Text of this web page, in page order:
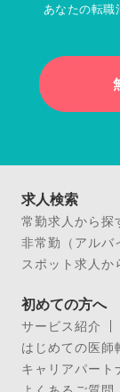
あなたの転職
求人検索
常勤求人から探
非常勤（アルバ
スポット求人か
初めての方へ
サービス紹介
はじめての医師
キャリアパート